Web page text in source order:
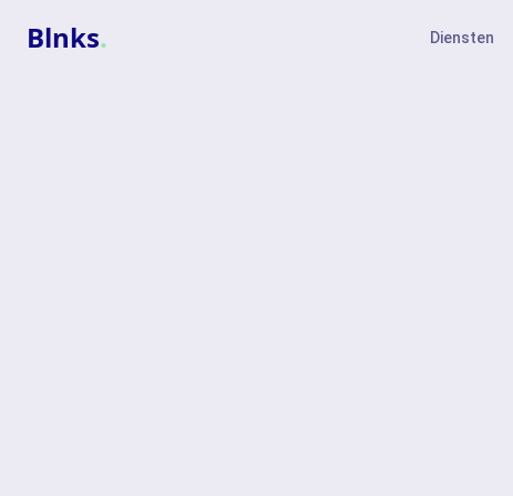
Blnks. Diensten